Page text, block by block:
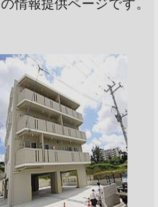
情報提供ページです。